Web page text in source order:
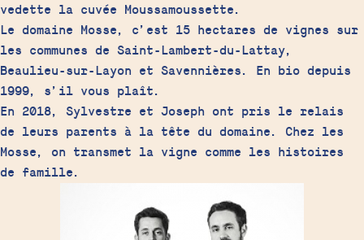
vedette la cuvée Moussamoussette.
Le domaine Mosse, c’est 15 hectares de vignes sur
les communes de Saint-Lambert-du-Lattay,
Beaulieu-sur-Layon et Savennières. En bio depuis
1999, s’il vous plaît.
En 2018, Sylvestre et Joseph ont pris le relais
de leurs parents à la tête du domaine. Chez les
Mosse, on transmet la vigne comme les histoires
de famille.